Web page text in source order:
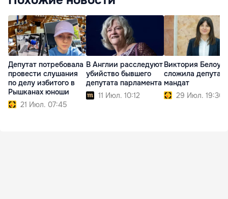
Депутат потребовала
провести слушания
по делу избитого в
Рышканах юноши
21 Июл. 07:45
В Англии расследуют
убийство бывшего
депутата парламента
11 Июл. 10:12
Виктория Белоус
сложила
мандат
29 Июл. 19:30